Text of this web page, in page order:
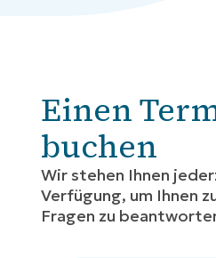
Einen
buchen
Wir stehen Ihnen
Verfügung, um Ihnen
Fragen zu